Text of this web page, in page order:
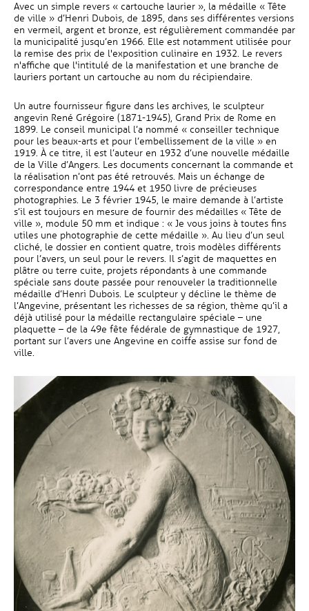
Avec un simple revers « cartouche laurier », la médaille « Tête
de ville » d’Henri Dubois, de 1895, dans ses différentes versions
en vermeil, argent et bronze, est régulièrement commandée par
la municipalité jusqu’en 1966. Elle est notamment utilisée pour
la remise des prix de l'exposition culinaire en 1932. Le revers
n'affiche que l'intitulé de la manifestation et une branche de
lauriers portant un cartouche au nom du récipiendaire.
Un autre fournisseur figure dans les archives, le sculpteur
angevin René Grégoire (1871-1945), Grand Prix de Rome en
1899. Le conseil municipal l’a nommé « conseiller technique
pour les beaux-arts et pour l’embellissement de la ville » en
1919. À ce titre, il est l’auteur en 1932 d’une nouvelle médaille
de la Ville d’Angers. Les documents concernant la commande et
la réalisation n’ont pas été retrouvés. Mais un échange de
correspondance entre 1944 et 1950 livre de précieuses
photographies. Le 3 février 1945, le maire demande à l’artiste
s’il est toujours en mesure de fournir des médailles « Tête de
ville », module 50 mm et indique : « Je vous joins à toutes fins
utiles une photographie de cette médaille ». Au lieu d’un seul
cliché, le dossier en contient quatre, trois modèles différents
pour l’avers, un seul pour le revers. Il s’agit de maquettes en
plâtre ou terre cuite, projets répondants à une commande
spéciale sans doute passée pour renouveler la traditionnelle
médaille d’Henri Dubois. Le sculpteur y décline le thème de
l’Angevine, présentant les richesses de sa région, thème qu’il a
déjà utilisé pour la médaille rectangulaire spéciale – une
plaquette – de la 49e fête fédérale de gymnastique de 1927,
portant sur l’avers une Angevine en coiffe assise sur fond de
ville.